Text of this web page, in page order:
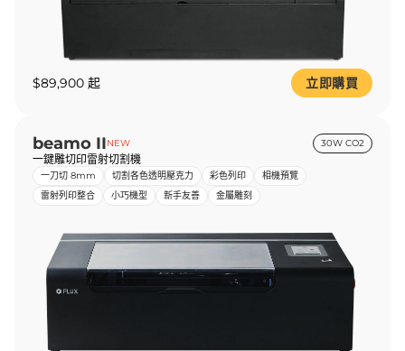
$89,900 起 立即購買
beamo IINEW 30W CO2
一鍵雕切印雷射切割機
一刀切 8mm 切割各色透明壓克力 彩色列印
相機預覽
雷射列印整合
小巧機型 新手友善 金屬雕刻